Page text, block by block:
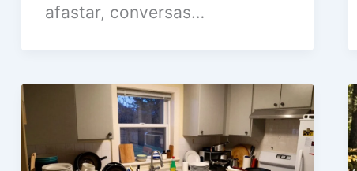
afastar, conversas…